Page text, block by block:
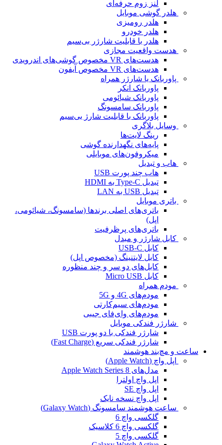
لنز زوم حرفه‌ای
هلدر گوشی موبایل
هلدر رومیزی
هلدر خودرو
هلدر با قابلیت شارژر بی‌سیم
هدست واقعیت مجازی
هدست‌های VR مخصوص گوشی‌های اندرویدی
هدست‌های VR مخصوص آیفون
پاوربانک یا شارژر همراه
پاوربانک انکر
پاوربانک شیائومی
پاوربانک سامسونگ
پاوربانک با قابلیت شارژ بی‌سیم
وسایل بلاگری
رینگ لایت‌ها
پایه‌های نگهدارنده گوشی
میکروفون‌های موبایلی
هاب و تبدیل
هاب چند پورت USB
تبدیل Type-C به HDMI
تبدیل USB به LAN
باتری موبایل
باتری‌های اصلی برندها (سامسونگ، شیائومی،
اپل)
باتری‌های پرظرفیت
کابل شارژر و مبدل
کابل USB-C
کابل لایتنینگ (مخصوص اپل)
کابل‌های دو سر و چند منظوره
کابل Micro USB
مودم همراه
مودم‌های 4G و 5G
مودم‌های سیم‌کارتی
مودم‌های وای‌فای جیبی
شارژر فندکی موبایل
شارژر فندکی با دو پورت USB
شارژر فندکی سریع (Fast Charge)
ساعت و مچ‌بند هوشمند
اپل واچ (Apple Watch)
مدل‌های Apple Watch Series 8
اپل واچ اولترا
اپل واچ SE
اپل واچ نسخه نایک
ساعت هوشمند سامسونگ (Galaxy Watch)
گلکسی واچ 6
گلکسی واچ 6 کلاسیک
گلکسی واچ 5